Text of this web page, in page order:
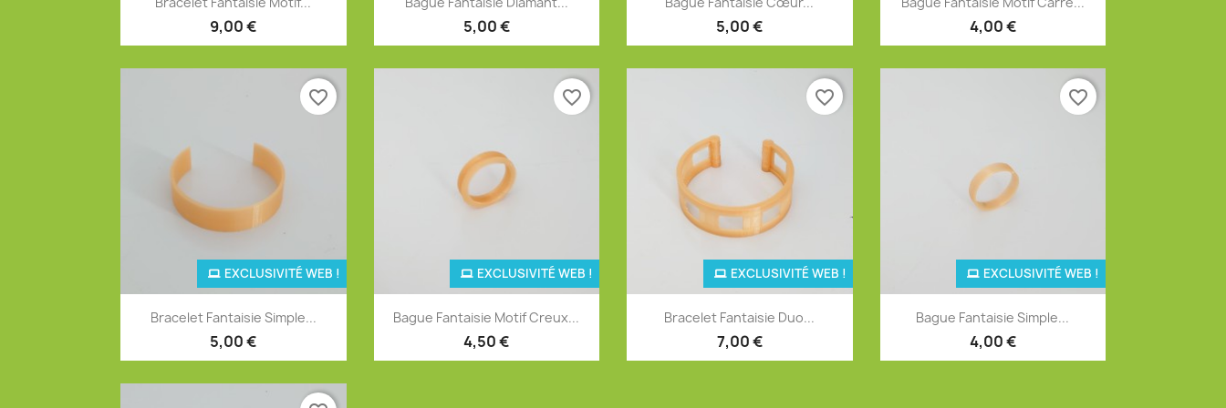
9,00 € 5,00 € 5,00 € 4,00 €
Aperçu rapide
Bracelet Fantaisie Simple...
5,00 €
EXCLUSIVITÉ WEB !
favorite_border
Aperçu rapide
Bague Fantaisie Motif Creux...
4,50 €
EXCLUSIVITÉ WEB !
favorite_border
Aperçu rapide
Bracelet Fantaisie Duo...
7,00 €
EXCLUSIVITÉ WEB !
favorite_border
Aperçu rapide
Bague Fantaisie Simple...
4,00 €
EXCLUSIVITÉ WEB !
favorite_border